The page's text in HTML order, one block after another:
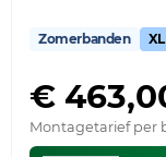
Zomerbanden XL
€
Montagetarief per